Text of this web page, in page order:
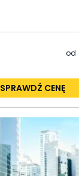
od
SPRAWDŹ CENĘ